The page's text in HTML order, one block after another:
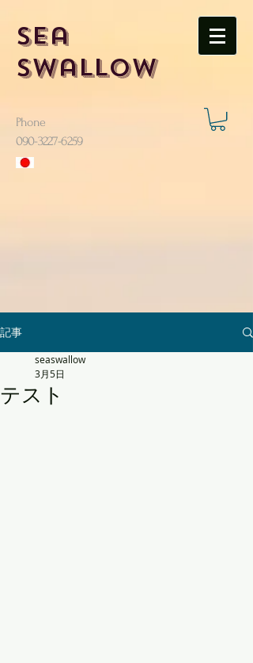
Sea
Swallow
Phone
​090-3227-6259
記事
テスト
seaswallow
3月5日